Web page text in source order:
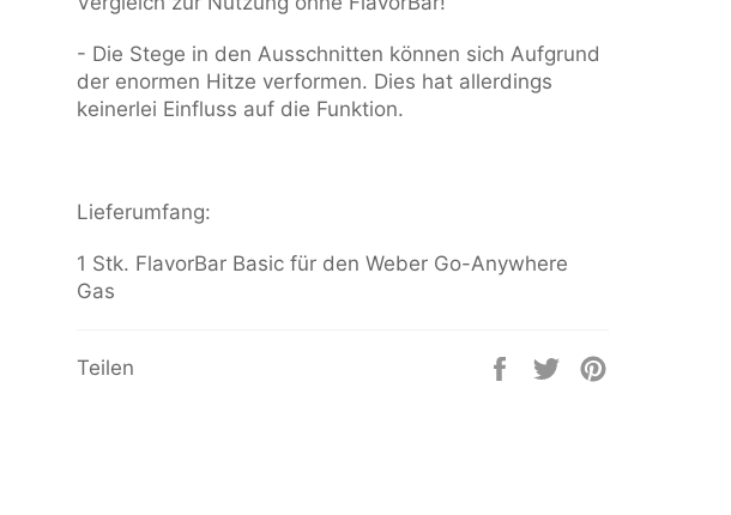
- Die Stege in den Ausschnitten können sich Aufgrund
der enormen Hitze verformen. Dies hat allerdings
keinerlei Einfluss auf die Funktion.
Lieferumfang:
1 Stk. FlavorBar Basic für den Weber Go-Anywhere
Gas
Teilen
Auf
Auf